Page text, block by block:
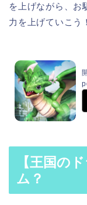
を上げながら、お
力を上げていこう！
【王国の
ム？